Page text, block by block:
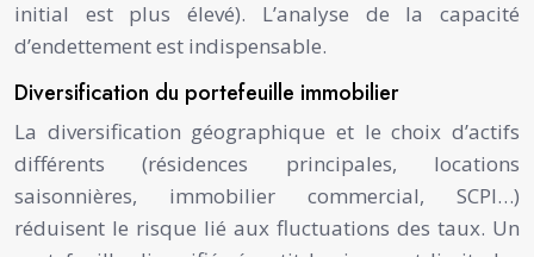
initial est plus élevé). L’analyse de la capacité
d’endettement est indispensable.
Diversification du portefeuille immobilier
La diversification géographique et le choix d’actifs
différents (résidences principales, locations
saisonnières, immobilier commercial, SCPI…)
réduisent le risque lié aux fluctuations des taux. Un